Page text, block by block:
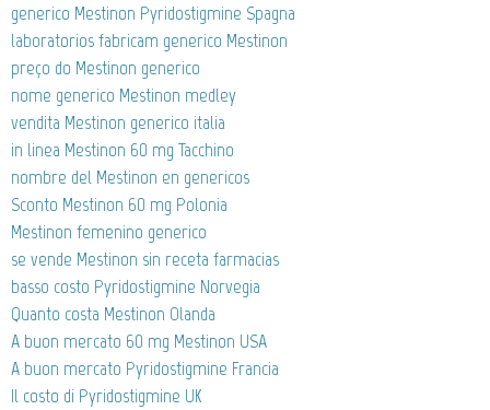
generico Mestinon Pyridostigmine Spagna
laboratorios fabricam generico Mestinon
preço do Mestinon generico
nome generico Mestinon medley
vendita Mestinon generico italia
in linea Mestinon 60 mg Tacchino
nombre del Mestinon en genericos
Sconto Mestinon 60 mg Polonia
Mestinon femenino generico
se vende Mestinon sin receta farmacias
basso costo Pyridostigmine Norvegia
Quanto costa Mestinon Olanda
A buon mercato 60 mg Mestinon USA
A buon mercato Pyridostigmine Francia
Il costo di Pyridostigmine UK